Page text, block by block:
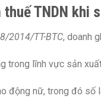
TNDN khi
2014/TT-BTC, doanh
trong lĩnh vực sản
động nữ, trong đó số